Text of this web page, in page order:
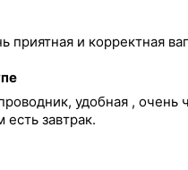
приятная и корректная
удобная , очень
завтрак.